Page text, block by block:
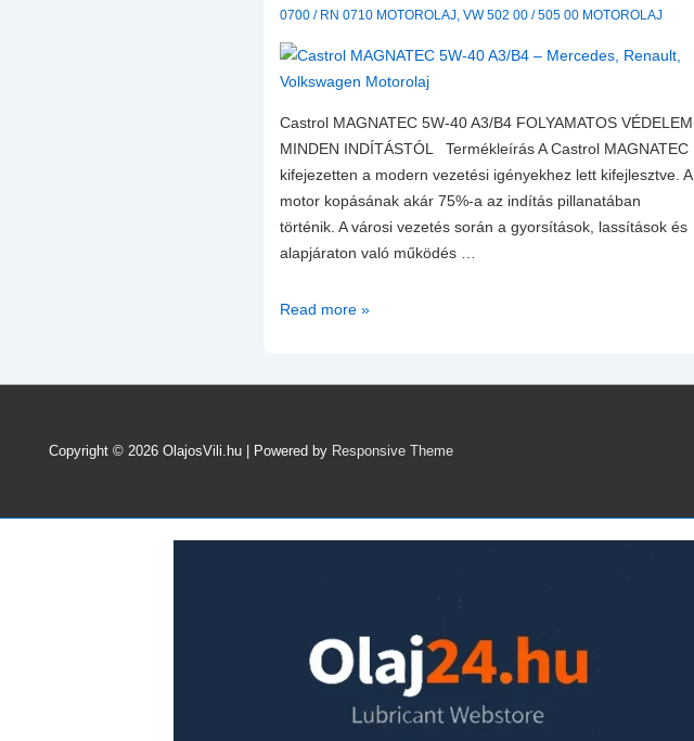
0700 / RN 0710 MOTOROLAJ,VW 502 00 / 505 00 MOTOROLAJ
Castrol MAGNATEC 5W-40 A3/B4 FOLYAMATOS VÉDELEM
MINDEN INDÍTÁSTÓL Termékleírás A Castrol MAGNATEC
kifejezetten a modern vezetési igényekhez lett kifejlesztve. A
motor kopásának akár 75%-a az indítás pillanatában
történik. A városi vezetés során a gyorsítások, lassítások és
alapjáraton való működés …
Castrol
40
Mercedes,
Volkswagen
Motorolaj
Read more »
Copyright © 2026 OlajosVili.hu | Powered by Responsive Theme